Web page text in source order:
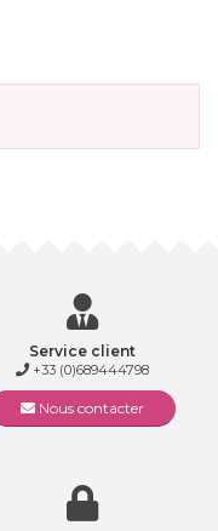
Service client
+33 (0)689444798
Nous contacter